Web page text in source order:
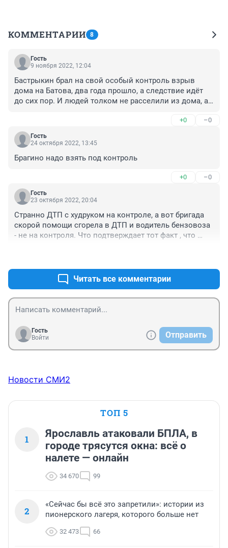
КОММЕНТАРИИ 8
Гость
9 ноября 2022, 12:04
Бастрыкин брал на свой особый контроль взрыв
дома на Батова, два года прошло, а следствие идёт
до сих пор. И людей толком не расселили из дома, а
+0 –0
Гость
24 октября 2022, 13:45
Брагино надо взять под контроль
+0 –0
Гость
23 октября 2022, 20:04
Странно ДТП с худруком на контроле, а вот бригада
скорой помощи сгорела в ДТП и водитель бензовоза
- не на контроля. Что подтверждает тот факт , что
Читать все комментарии
Гость
Войти
Отправить
Новости СМИ2
ТОП 5
1
Ярославль атаковали БПЛА, в
городе трясутся окна: всё о
налете — онлайн
34 670 99
2
«Сейчас бы всё это запретили»: истории из
пионерского лагеря, которого больше нет
32 473 66